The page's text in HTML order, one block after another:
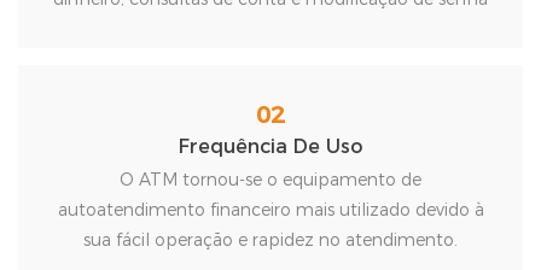
02
Frequência De Uso
O ATM tornou-se o equipamento de
autoatendimento financeiro mais utilizado devido à
sua fácil operação e rapidez no atendimento.